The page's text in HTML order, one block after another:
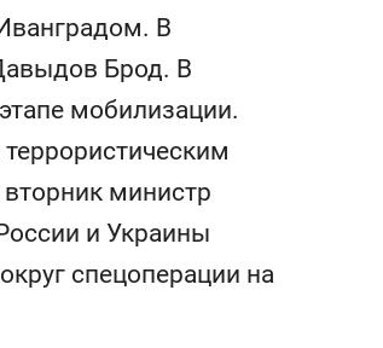
В
Брод. В
мобилизации.
министр
и Украины
спецоперации на
«Гонка Героев»